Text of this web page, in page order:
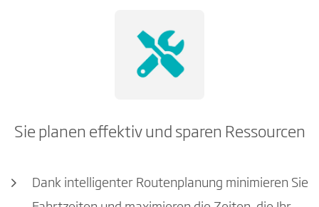
Sie planen effektiv und sparen Ressourcen
Dank intelligenter Routenplanung minimieren Sie